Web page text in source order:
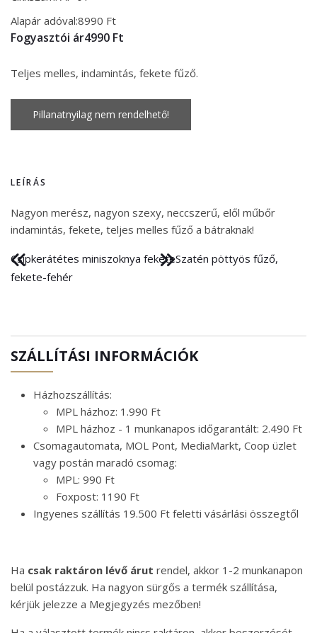
Alapár adóval:8990 Ft
Fogyasztói ár4990 Ft
Teljes melles, indamintás, fekete fűző.
LEÍRÁS
Nagyon merész, nagyon szexy, neccszerű, elől műbőr
indamintás, fekete, teljes melles fűző a bátraknak!
Csipkerátétes miniszoknya feketeSzatén pöttyös fűző,
fekete-fehér
SZÁLLÍTÁSI INFORMÁCIÓK
Házhozszállítás:
MPL házhoz: 1.990 Ft
MPL házhoz - 1 munkanapos időgarantált: 2.490 Ft
Csomagautomata, MOL Pont, MediaMarkt, Coop üzlet
vagy postán maradó csomag:
MPL: 990 Ft
Foxpost: 1190 Ft
Ingyenes szállítás 19.500 Ft feletti vásárlási összegtől
Ha csak raktáron lévő árut rendel, akkor 1-2 munkanapon
belül postázzuk. Ha nagyon sürgős a termék szállítása,
kérjük jelezze a Megjegyzés mezőben!